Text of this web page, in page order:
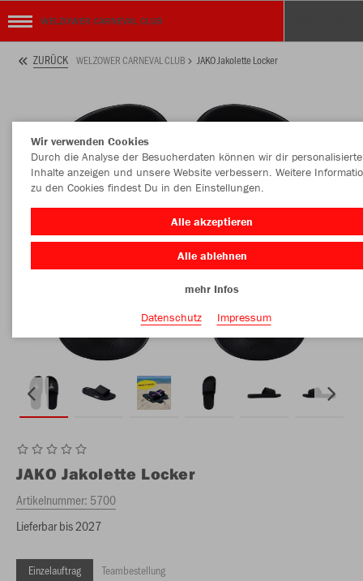
WELZOWER CARNEVAL CLUB
ZURÜCK WELZOWER CARNEVAL CLUB JAKO Jakolette Locker
JAKO Jakolette Locker
Artikelnummer: 5700
Lieferbar bis 2027
Einzelauftrag Teambestellung
Wir verwenden Cookies
Durch die Analyse der Besucherdaten können wir dir personalisierte
Inhalte anzeigen und unsere Website verbessern. Weitere
zu den Cookies findest Du in den Einstellungen.
Alle akzeptieren
Alle ablehnen
mehr Infos
Datenschutz
Impressum